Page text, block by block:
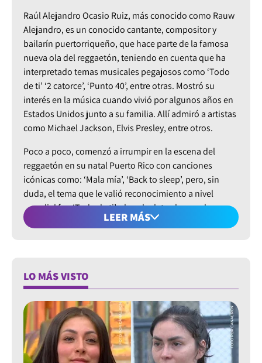
Raúl Alejandro Ocasio Ruiz, más conocido como Rauw
Alejandro, es un conocido cantante, compositor y
bailarín puertorriqueño, que hace parte de la famosa
nueva ola del reggaetón, teniendo en cuenta que ha
interpretado temas musicales pegajosos como ‘Todo
de ti’ ‘2 catorce’, ‘Punto 40’, entre otras. Mostró su
interés en la música cuando vivió por algunos años en
Estados Unidos junto a su familia. Allí admiró a artistas
como Michael Jackson, Elvis Presley, entre otros.
Poco a poco, comenzó a irrumpir en la escena del
reggaetón en su natal Puerto Rico con canciones
icónicas como: ‘Mala mía’, ‘Back to sleep’, pero, sin
duda, el tema que le valió reconocimiento a nivel
mundial fue ‘Todo de ti’, el cual relata el amor de un
hombre hacia una bella mujer, describiendo todo lo
El centroamericano ha tenido la oportunidad de acudir
a la ciudad de Bogotá en dos oportunidades durante el
2022. La primera, en el festival urbano ‘La liga del
perreo’, en donde era el artista principal. Asimismo, fue
parte del repertorio del divertido ‘Megaland’.
LEER MÁS
LO MÁS VISTO